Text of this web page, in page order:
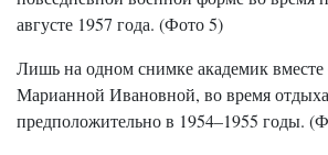
августе 1957 года. (Фото 5)
Лишь на одном снимке академик
Марианной Ивановной, во время
предположительно в 1954–1955 годы.